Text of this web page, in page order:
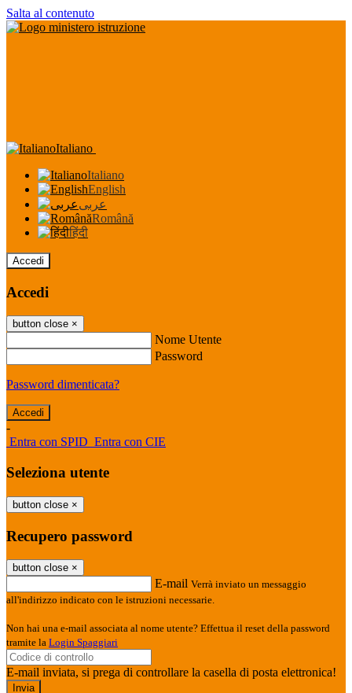
Salta al contenuto
Italiano
Italiano
English
عربى
Română
हिंदी
Accedi
Accedi
button close ×
Nome Utente
Password
Password dimenticata?
-
Entra con SPID Entra con CIE
Seleziona utente
button close ×
Recupero password
button close ×
E-mail Verrà inviato un messaggio
all'indirizzo indicato con le istruzioni necessarie.
Non hai una e-mail associata al nome utente? Effettua il reset della password
tramite la Login Spaggiari
E-mail inviata, si prega di controllare la casella di posta elettronica!